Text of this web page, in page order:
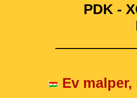
PDK -
Ev malper,